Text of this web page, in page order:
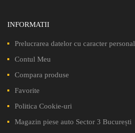
INFORMATII
Prelucrarea datelor cu caracter personal
Contul Meu
Compara produse
Favorite
Politica Cookie-uri
Magazin piese auto Sector 3 București